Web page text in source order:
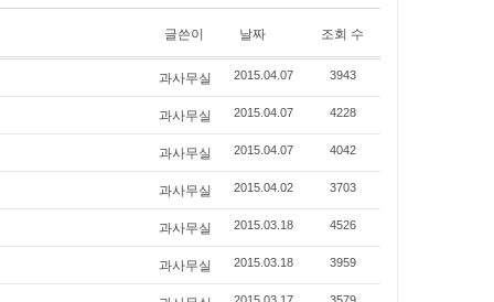
글쓴이 날짜 조회 수
과사무실 2015.04.07 3943
과사무실 2015.04.07 4228
과사무실 2015.04.07 4042
과사무실 2015.04.02 3703
과사무실 2015.03.18 4526
과사무실 2015.03.18 3959